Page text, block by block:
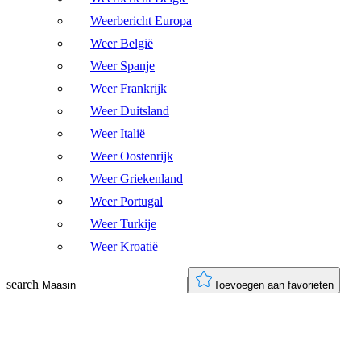
Weerbericht Europa
Weer België
Weer Spanje
Weer Frankrijk
Weer Duitsland
Weer Italië
Weer Oostenrijk
Weer Griekenland
Weer Portugal
Weer Turkije
Weer Kroatië
search Toevoegen aan favorieten